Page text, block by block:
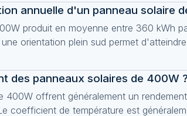
annuelle d'un panneau solaire
produit en moyenne entre 360 kWh
orientation plein sud permet
des panneaux solaires de 400W ?
400W offrent généralement un
coefficient de température est